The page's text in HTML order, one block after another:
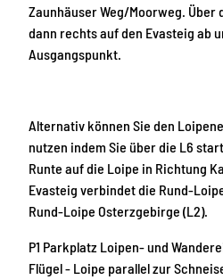
Zaunhäuser Weg/Moorweg. Über
dann rechts auf den Evasteig ab
Ausgangspunkt.
Alternativ können Sie den
nutzen indem Sie über die L6
Runte auf die Loipe in Richtung
Evasteig verbindet die Rund-
Rund-Loipe Osterzgebirge (L2).
P1 Parkplatz Loipen- und
Flügel - Loipe parallel zur